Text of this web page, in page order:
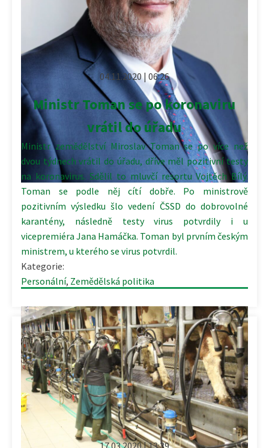
04.11.2020 | 06:26
Ministr Toman se po koronaviru
vrátil do úřadu
Ministr zemědělství Miroslav Toman se po více než
dvou týdnech vrátil do úřadu, dříve měl pozitivní testy
na koronavirus. Sdělil to mluvčí resortu Vojtěch Bílý.
Toman se podle něj cítí dobře. Po ministrově
pozitivním výsledku šlo vedení ČSSD do dobrovolné
karantény, následně testy virus potvrdily i u
vicepremiéra Jana Hamáčka. Toman byl prvním českým
ministrem, u kterého se virus potvrdil.
Kategorie:
Personální, Zemědělská politika
17.03.2020 | 13:39